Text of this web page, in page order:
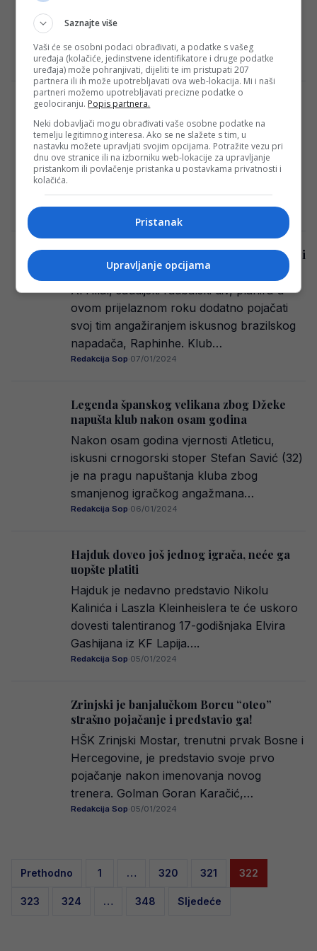
predstavio novo pojačanje u vidu Armana
Džankovića, a već sutra bi klub mogao…
Redakcija Sop·07/01/2024
FK Igman se ne šali, upravo je predstavio
novo pojačanje!
Arman Džanković novo pojačanje FK
Igman! Ovaj 21-godišnji krilni fudbaler u
redove crveno-bijelih stiže iz Achyronas-
Onisilos FC (Kipar), a boje…
Redakcija Sop·07/01/2024
Raphinha pravi iznenađujući transfer, Barci
60 miliona eura – njemu bogatstvo!
Al Hilal, saudijski fudbalski div, planira u
ovom prijelaznom roku dodatno pojačati
svoj tim angažiranjem iskusnog brazilskog
napadača, Raphinhe. Klub…
Redakcija Sop·07/01/2024
Legenda španskog velikana zbog Džeke
napušta klub nakon osam godina
Nakon osam godina vjernosti Atleticu,
iskusni crnogorski stoper Stefan Savić (32)
je na pragu napuštanja kluba zbog
smanjenog igračkog angažmana…
Redakcija Sop·06/01/2024
Hajduk doveo još jednog igrača, neće ga
uopšte platiti
Hajduk je nedavno predstavio Nikolu
Kalinića i Laszla Kleinheislera te će uskoro
dovesti talentiranog 17-godišnjaka Elvira
Gashijana iz KF Lapija….
Redakcija Sop·05/01/2024
Zrinjski je banjalučkom Borcu “oteo”
strašno pojačanje i predstavio ga!
HŠK Zrinjski Mostar, trenutni prvak Bosne i
Hercegovine, je predstavio svoje prvo
pojačanje nakon imenovanja novog
trenera. Golman Goran Karačić,…
Redakcija Sop·05/01/2024
Posts
pagination
Prethodno 1 … 320 321 322
323 324 … 348 Sljedeće
Saznajte više
Vaši će se osobni podaci obrađivati, a podatke s vašeg
uređaja (kolačiće, jedinstvene identifikatore i druge podatke
uređaja) može pohranjivati, dijeliti te im pristupati 207
partnera ili ih može upotrebljavati ova web-lokacija. Mi i naši
partneri možemo upotrebljavati precizne podatke o
geolociranju. Popis partnera.
Neki dobavljači mogu obrađivati vaše osobne podatke na
temelju legitimnog interesa. Ako se ne slažete s tim, u
nastavku možete upravljati svojim opcijama. Potražite vezu pri
dnu ove stranice ili na izborniku web-lokacije za upravljanje
pristankom ili povlačenje pristanka u postavkama privatnosti i
kolačića.
Pristanak
Upravljanje opcijama